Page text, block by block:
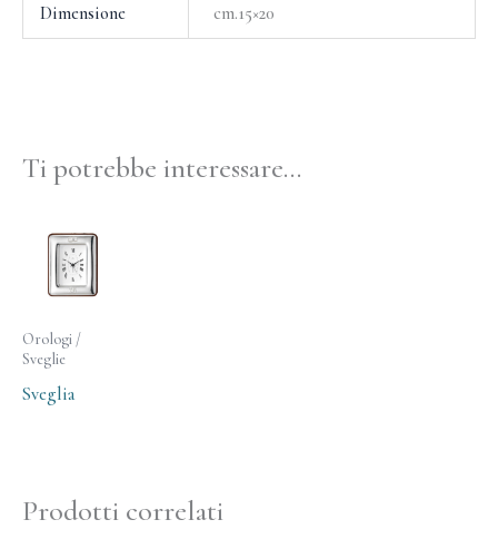
Dimensione cm.15×20
Ti potrebbe interessare…
Orologi /
Sveglie
Sveglia
Prodotti correlati